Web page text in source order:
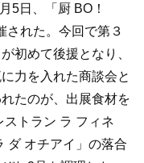
5日、「厨 BO！
された。今回で第３
初めて後援となり、
力を入れた商談会と
たのが、出展食材を
トラン ラ フィネ
ダ オチアイ」の落合